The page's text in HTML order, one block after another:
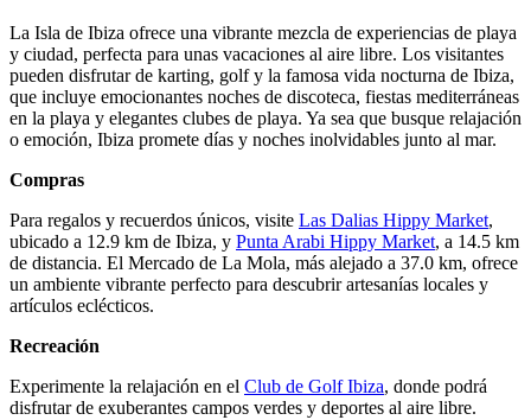
La Isla de Ibiza ofrece una vibrante mezcla de experiencias de playa
y ciudad, perfecta para unas vacaciones al aire libre. Los visitantes
pueden disfrutar de karting, golf y la famosa vida nocturna de Ibiza,
que incluye emocionantes noches de discoteca, fiestas mediterráneas
en la playa y elegantes clubes de playa. Ya sea que busque relajación
o emoción, Ibiza promete días y noches inolvidables junto al mar.
Compras
Para regalos y recuerdos únicos, visite Las Dalias Hippy Market,
ubicado a 12.9 km de Ibiza, y Punta Arabi Hippy Market, a 14.5 km
de distancia. El Mercado de La Mola, más alejado a 37.0 km, ofrece
un ambiente vibrante perfecto para descubrir artesanías locales y
artículos eclécticos.
Recreación
Experimente la relajación en el Club de Golf Ibiza, donde podrá
disfrutar de exuberantes campos verdes y deportes al aire libre.